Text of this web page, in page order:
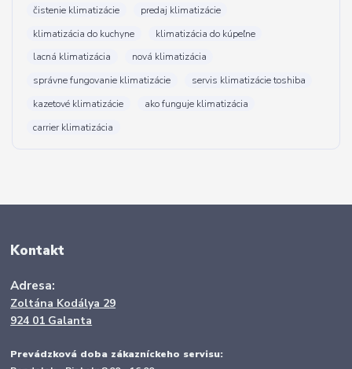
čistenie klimatizácie
predaj klimatizácie
klimatizácia do kuchyne
klimatizácia do kúpeľne
lacná klimatizácia
nová klimatizácia
správne fungovanie klimatizácie
servis klimatizácie toshiba
kazetové klimatizácie
ako funguje klimatizácia
carrier klimatizácia
Kontakt
Adresa:
Zoltána Kodálya 29
924 01 Galanta
Prevádzková doba zákazníckeho servisu: